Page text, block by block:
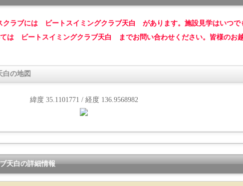
クラブには ビートスイミングクラブ天白 があります。施設見学はいつで
は ビートスイミングクラブ天白 までお問い合わせください。皆様のお
白の地図
緯度 35.1101771 / 経度 136.9568982
天白の詳細情報